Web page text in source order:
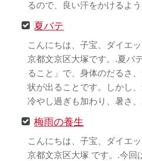
るので、良い汗をかけるよ
夏バテ
こんにちは、子宝、ダイエ
京都文京区大塚です。.夏バ
ること」で、身体のだるさ
状が出ることです。しかし
冷やし過ぎも加わり、暑さ
梅雨の養生
こんにちは、子宝、ダイエ
京都文京区大塚 です。.今回